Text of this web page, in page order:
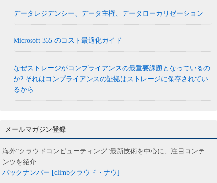
データレジデンシー、データ主権、データローカリゼーション
Microsoft 365 のコスト最適化ガイド
なぜストレージがコンプライアンスの最重要課題となっているの
か? それはコンプライアンスの証拠はストレージに保存されてい
るから
メールマガジン登録
海外”クラウドコンピューティング”最新技術を中心に、注目コンテ
ンツを紹介
バックナンバー [climbクラウド・ナウ]